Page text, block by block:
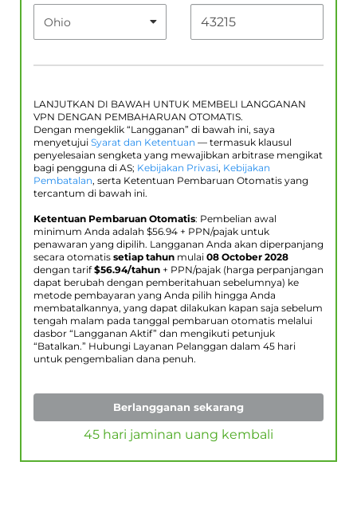
LANJUTKAN DI BAWAH UNTUK MEMBELI LANGGANAN
VPN DENGAN PEMBAHARUAN OTOMATIS.
Dengan mengeklik “Langganan” di bawah ini, saya
menyetujui Syarat dan Ketentuan — termasuk klausul
penyelesaian sengketa yang mewajibkan arbitrase mengikat
bagi pengguna di AS; Kebijakan Privasi, Kebijakan
Pembatalan, serta Ketentuan Pembaruan Otomatis yang
tercantum di bawah ini.
Ketentuan Pembaruan Otomatis: Pembelian awal
minimum Anda adalah $56.94 + PPN/pajak untuk
penawaran yang dipilih. Langganan Anda akan diperpanjang
secara otomatis setiap tahun mulai 08 October 2028
dengan tarif$56.94/tahun + PPN/pajak (harga perpanjangan
dapat berubah dengan pemberitahuan sebelumnya) ke
metode pembayaran yang Anda pilih hingga Anda
membatalkannya, yang dapat dilakukan kapan saja sebelum
tengah malam pada tanggal pembaruan otomatis melalui
dasbor “Langganan Aktif” dan mengikuti petunjuk
“Batalkan.” Hubungi Layanan Pelanggan dalam 45 hari
untuk pengembalian dana penuh.
Berlangganan sekarang
45 hari jaminan uang kembali